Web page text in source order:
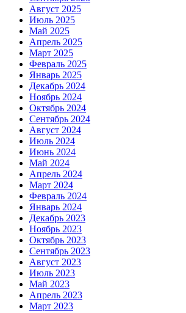
Август 2025
Июль 2025
Май 2025
Апрель 2025
Март 2025
Февраль 2025
Январь 2025
Декабрь 2024
Ноябрь 2024
Октябрь 2024
Сентябрь 2024
Август 2024
Июль 2024
Июнь 2024
Май 2024
Апрель 2024
Март 2024
Февраль 2024
Январь 2024
Декабрь 2023
Ноябрь 2023
Октябрь 2023
Сентябрь 2023
Август 2023
Июль 2023
Май 2023
Апрель 2023
Март 2023